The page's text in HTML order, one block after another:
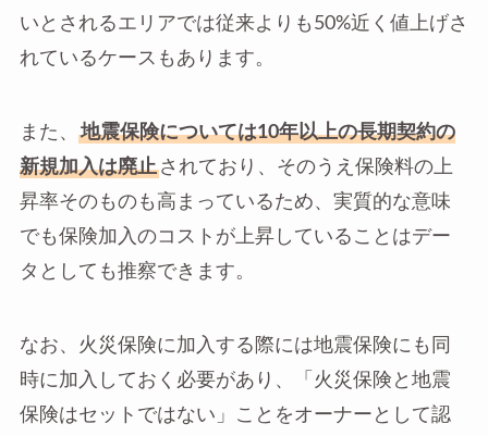
いとされるエリアでは従来よりも50%近く値上げさ
れているケースもあります。
また、
地震保険については10年以上の長期契約の
新規加入は廃止されており、そのうえ保険料の上
昇率そのものも高まっているため、実質的な意味
でも保険加入のコストが上昇していることはデー
タとしても推察できます。
なお、火災保険に加入する際には地震保険にも同
時に加入しておく必要があり、「火災保険と地震
保険はセットではない」ことをオーナーとして認